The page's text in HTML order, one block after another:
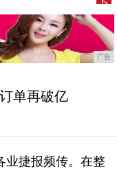
广告
单再破亿
业捷报频传。在整